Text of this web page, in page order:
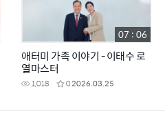
애터미 가족 이야기 - 이태수 로
열마스터
1,018 02026.03.25
07 : 06